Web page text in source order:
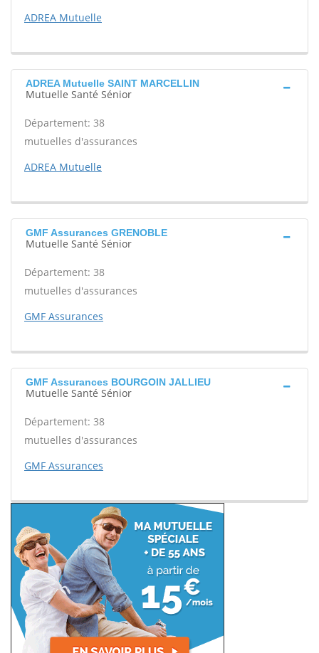
ADREA Mutuelle
ADREA Mutuelle SAINT MARCELLIN
Mutuelle Santé Sénior
Département: 38
mutuelles d'assurances
ADREA Mutuelle
GMF Assurances GRENOBLE
Mutuelle Santé Sénior
Département: 38
mutuelles d'assurances
GMF Assurances
GMF Assurances BOURGOIN JALLIEU
Mutuelle Santé Sénior
Département: 38
mutuelles d'assurances
GMF Assurances